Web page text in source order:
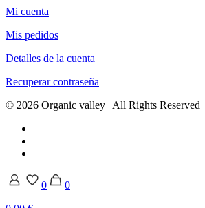
Mi cuenta
Mis pedidos
Detalles de la cuenta
Recuperar contraseña
© 2026 Organic valley | All Rights Reserved |
0
0